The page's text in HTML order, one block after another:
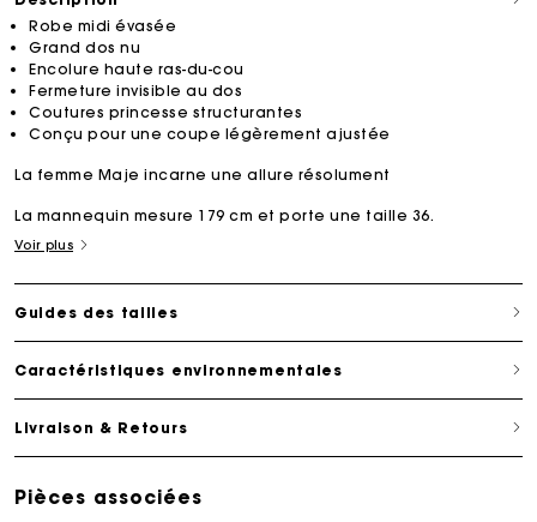
Robe midi évasée
Grand dos nu
Encolure haute ras-du-cou
Fermeture invisible au dos
Coutures princesse structurantes
Conçu pour une coupe légèrement ajustée
La femme Maje incarne une allure résolument
La mannequin mesure 179 cm et porte une taille 36.
Voir plus
Guides des tailles
Caractéristiques environnementales
Livraison & Retours
Pièces associées